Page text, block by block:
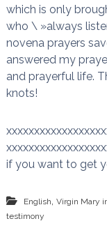
which is only
who \ »always
novena prayers
answered my
and prayerful life.
knots!
if you want to get
English Virgin Mary
testimony